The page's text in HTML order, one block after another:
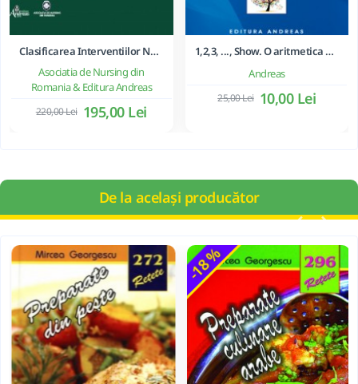
Asociatia de Nursing din
Romania & Editura Andreas
Clasificarea Interventiilor Nursing (NIC)
195,00 Lei
220,00 Lei
Andreas
1,2,3, ..., Show. O aritmetica emotionala, o poezie a matematicii - Ioan Dancila
10,00 Lei
25,00 Lei
De la același producător
-18 %